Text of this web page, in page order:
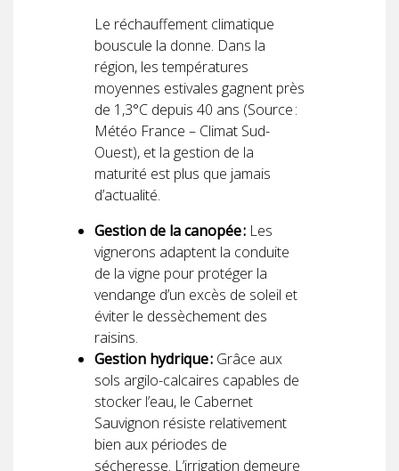
Le réchauffement climatique
bouscule la donne. Dans la
région, les températures
moyennes estivales gagnent près
de 1,3°C depuis 40 ans (Source :
Météo France – Climat Sud-
Ouest), et la gestion de la
maturité est plus que jamais
d’actualité.
Gestion de la canopée : Les
vignerons adaptent la conduite
de la vigne pour protéger la
vendange d’un excès de soleil et
éviter le dessèchement des
raisins.
Gestion hydrique : Grâce aux
sols argilo-calcaires capables de
stocker l’eau, le Cabernet
Sauvignon résiste relativement
bien aux périodes de
sécheresse. L’irrigation demeure